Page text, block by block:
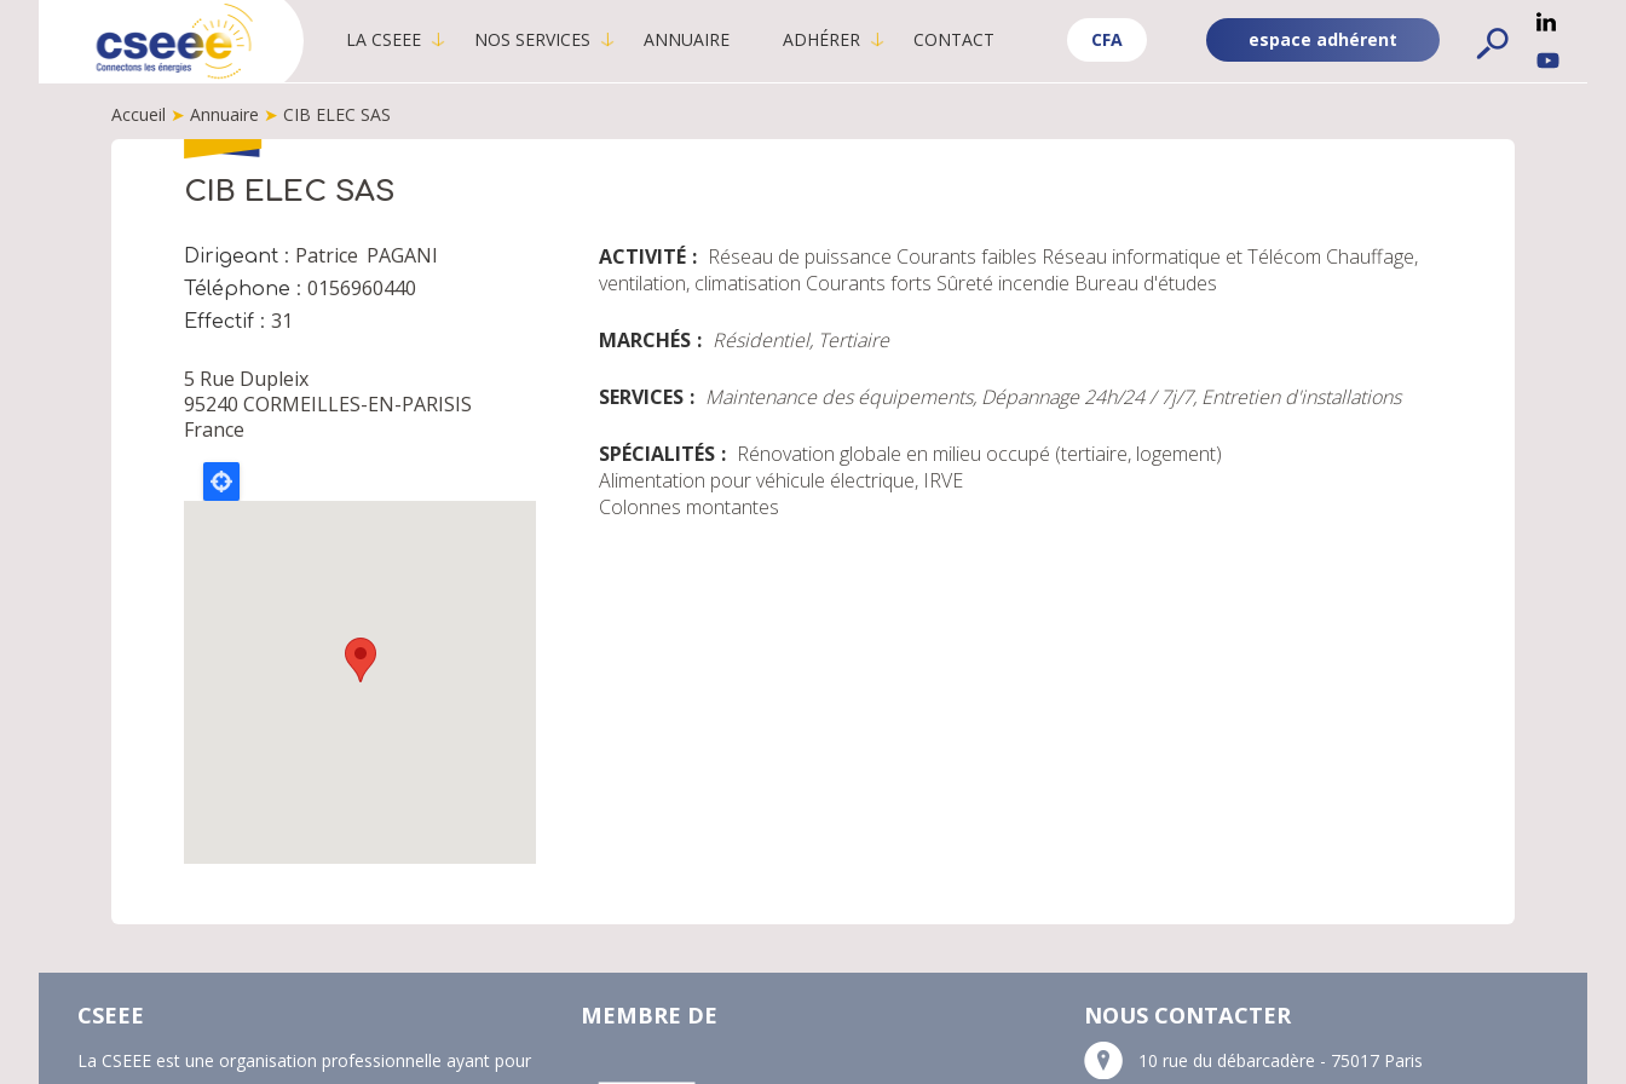
MENU
-
PUBLIC
LA CSEEE NOS SERVICES ANNUAIRE ADHÉRER CONTACT
ADHÉRENT
-
espace adhérent
CFA
-
CFA
FIL
D'ARIANE
Accueil ➤ Annuaire ➤ CIB ELEC SAS
CIB ELEC SAS
Dirigeant Patrice PAGANI
Téléphone 0156960440
Effectif 31
5 Rue Dupleix
95240 CORMEILLES-EN-PARISIS
France
ACTIVITÉ Réseau de puissance Courants faibles Réseau informatique et Télécom Chauffage,
ventilation, climatisation Courants forts Sûreté incendie Bureau d'études
MARCHÉS Résidentiel, Tertiaire
SERVICES Maintenance des équipements, Dépannage 24h/24 / 7j/7, Entretien d'installations
SPÉCIALITÉS
Rénovation globale en milieu occupé (tertiaire, logement)
Alimentation pour véhicule électrique, IRVE
Colonnes montantes
CSEEE
La CSEEE est une organisation professionnelle ayant pour
MEMBRE DE NOUS CONTACTER
10 rue du débarcadère - 75017 Paris